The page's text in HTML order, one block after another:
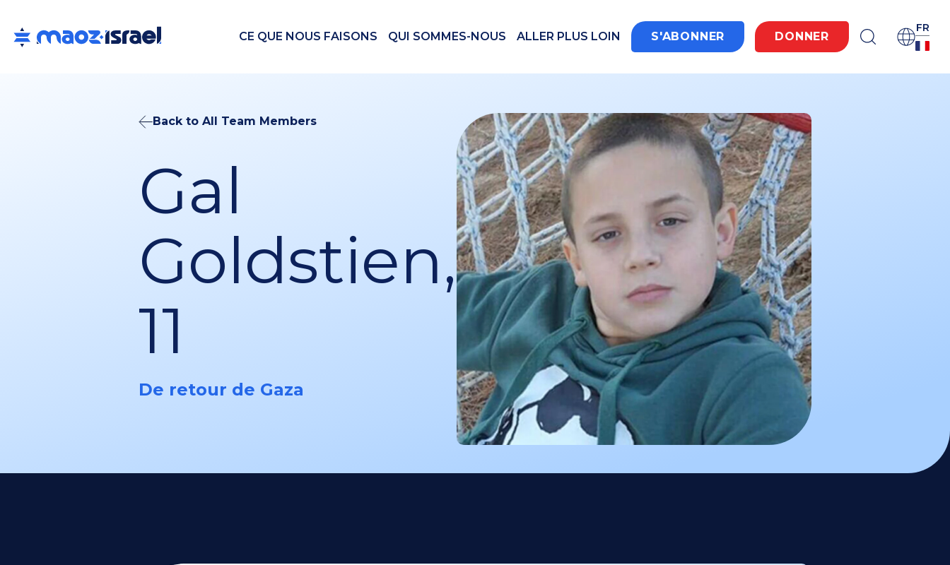
CE QUE NOUS FAISONS QUI SOMMES-NOUS ALLER PLUS LOIN S'ABONNER DONNER
FR
Back to All Team Members
Gal
Goldstien,
11
De retour de Gaza